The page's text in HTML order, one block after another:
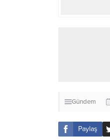
Gündem
Paylaş